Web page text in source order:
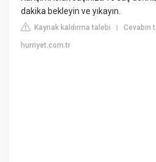
dakika bekleyin ve yıkayın.
Kaynak kaldırma talebi |Cevabın
hurriyet.com.tr